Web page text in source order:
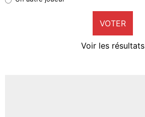
9%
VOTER
Voir les résultats